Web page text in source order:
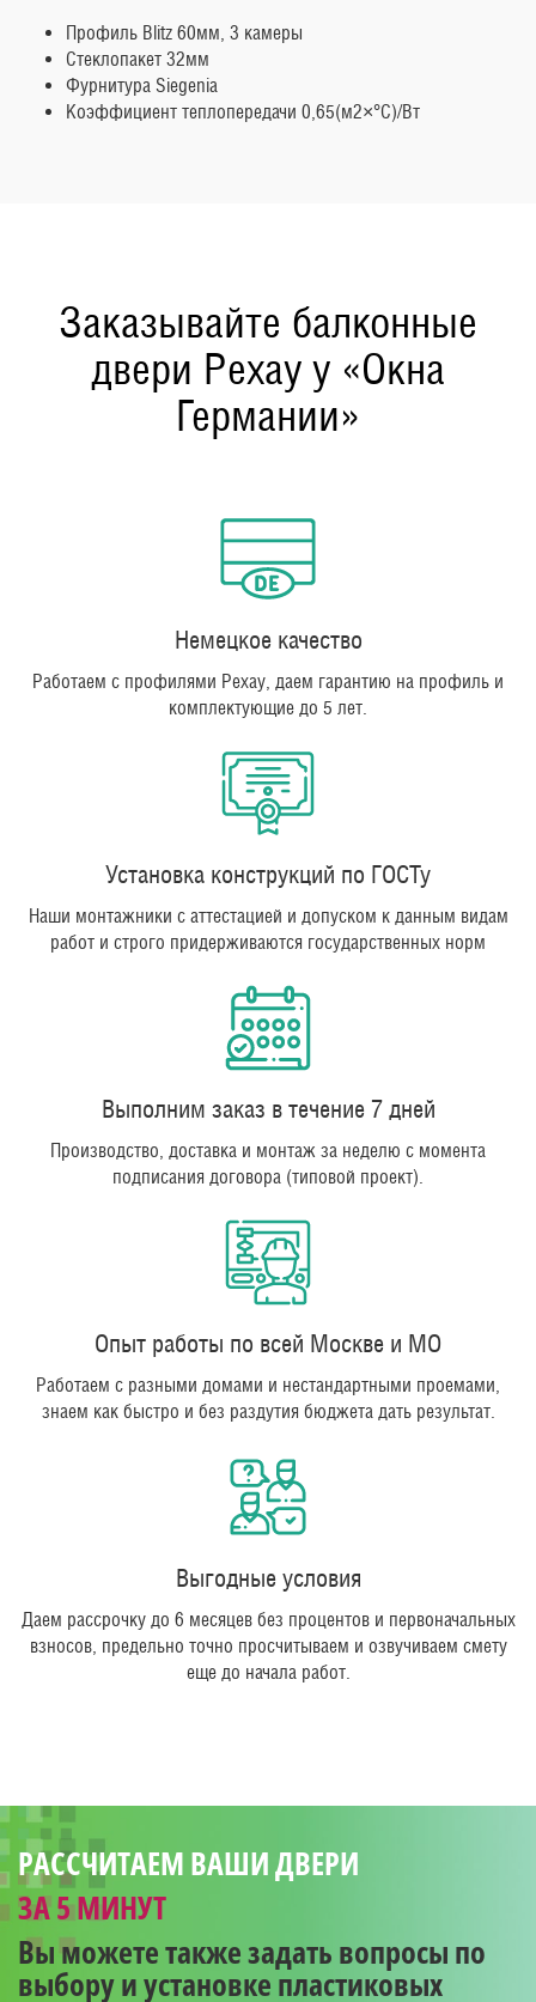
Профиль Blitz 60мм, 3 камеры
Стеклопакет 32мм
Фурнитура Siegenia
Коэффициент теплопередачи 0,65(м2×°C)/Вт
Заказывайте балконные
двери Рехау у «Окна
Германии»
Немецкое качество
Работаем с профилями Рехау, даем гарантию на профиль и
комплектующие до 5 лет.
Установка конструкций по ГОСТу
Наши монтажники с аттестацией и допуском к данным видам
работ и строго придерживаются государственных норм
Выполним заказ в течение 7 дней
Производство, доставка и монтаж за неделю с момента
подписания договора (типовой проект).
Опыт работы по всей Москве и МО
Работаем с разными домами и нестандартными проемами,
знаем как быстро и без раздутия бюджета дать результат.
Выгодные условия
Даем рассрочку до 6 месяцев без процентов и первоначальных
взносов, предельно точно просчитываем и озвучиваем смету
еще до начала работ.
РАССЧИТАЕМ ВАШИ ДВЕРИ
ЗА 5 МИНУТ
Вы можете также задать вопросы по
выбору и установке пластиковых